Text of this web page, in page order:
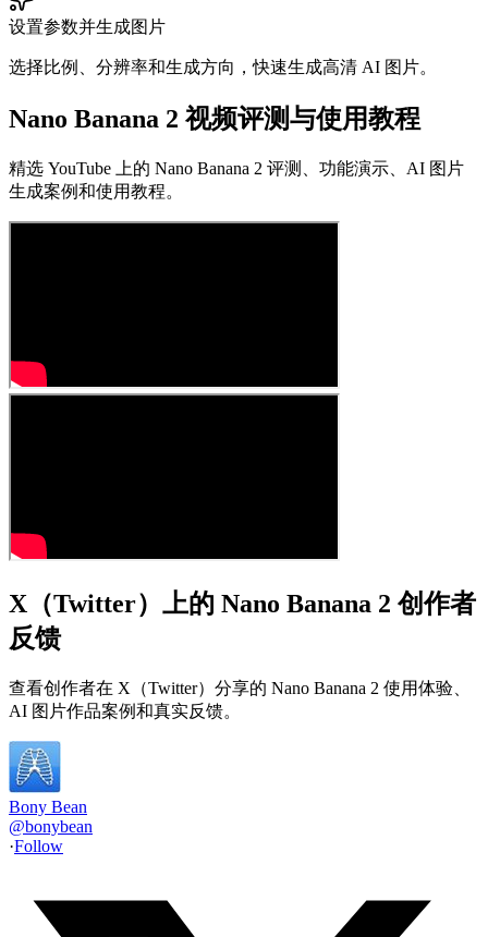
设置参数并生成图片
选择比例、分辨率和生成方向，快速生成高清 AI 图片。
Nano Banana 2 视频评测与使用教程
精选 YouTube 上的 Nano Banana 2 评测、功能演示、AI 图片
生成案例和使用教程。
X（Twitter）上的 Nano Banana 2 创作者
反馈
查看创作者在 X（Twitter）分享的 Nano Banana 2 使用体验、
AI 图片作品案例和真实反馈。
Bony Bean
@bonybean
·Follow